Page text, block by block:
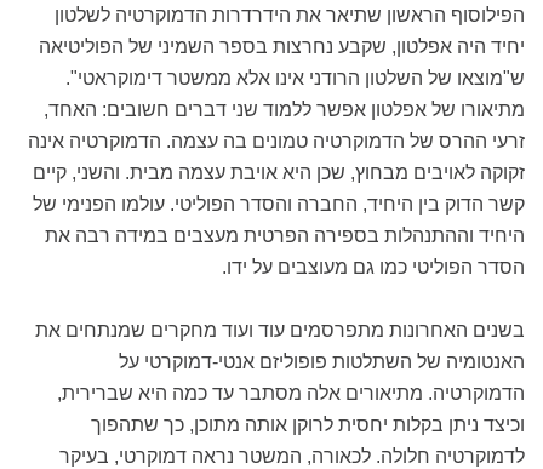
הפילוסוף הראשון שתיאר את הידרדרות הדמוקרטיה לשלטון
יחיד היה אפלטון, שקבע נחרצות בספר השמיני של הפוליטיאה
ש"מוצאו של השלטון הרודני אינו אלא ממשטר דימוקראטי".
מתיאורו של אפלטון אפשר ללמוד שני דברים חשובים: האחד,
זרעי ההרס של הדמוקרטיה טמונים בה עצמה. הדמוקרטיה אינה
זקוקה לאויבים מבחוץ, שכן היא אויבת עצמה מבית. והשני, קיים
קשר הדוק בין היחיד, החברה והסדר הפוליטי. עולמו הפנימי של
היחיד וההתנהלות בספירה הפרטית מעצבים במידה רבה את
הסדר הפוליטי כמו גם מעוצבים על ידו.
בשנים האחרונות מתפרסמים עוד ועוד מחקרים שמנתחים את
האנטומיה של השתלטות פופוליזם אנטי-דמוקרטי על
הדמוקרטיה. מתיאורים אלה מסתבר עד כמה היא שברירית,
וכיצד ניתן בקלות יחסית לרוקן אותה מתוכן, כך שתהפוך
לדמוקרטיה חלולה. לכאורה, המשטר נראה דמוקרטי, בעיקר